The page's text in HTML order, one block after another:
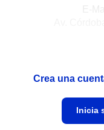
Crea una
Inicia